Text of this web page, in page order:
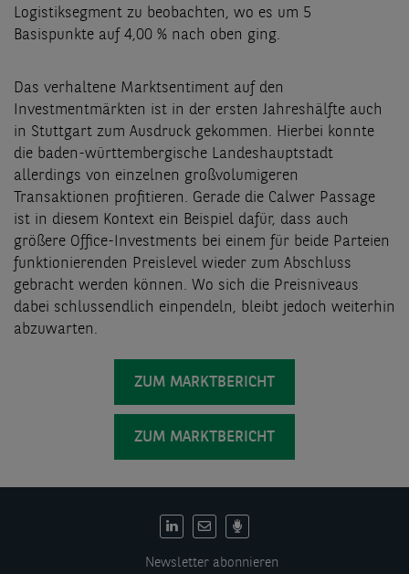
Logistiksegment zu beobachten, wo es um 5
Basispunkte auf 4,00 % nach oben ging.
Das verhaltene Marktsentiment auf den
Investmentmärkten ist in der ersten Jahreshälfte auch
in Stuttgart zum Ausdruck gekommen. Hierbei konnte
die baden-württembergische Landeshauptstadt
allerdings von einzelnen großvolumigeren
Transaktionen profitieren. Gerade die Calwer Passage
ist in diesem Kontext ein Beispiel dafür, dass auch
größere Office-Investments bei einem für beide Parteien
funktionierenden Preislevel wieder zum Abschluss
gebracht werden können. Wo sich die Preisniveaus
dabei schlussendlich einpendeln, bleibt jedoch weiterhin
abzuwarten.
ZUM MARKTBERICHT
ZUM MARKTBERICHT
Newsletter abonnieren